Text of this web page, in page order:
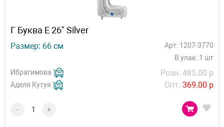
Г Буква Е 26" Silver
Размер: 66 см
Арт: 1207-3770
В упак: 1 шт
Ибрагимова
Аделя Кутуя
Розн. 485.00 р
Опт. 369.00 р
- +